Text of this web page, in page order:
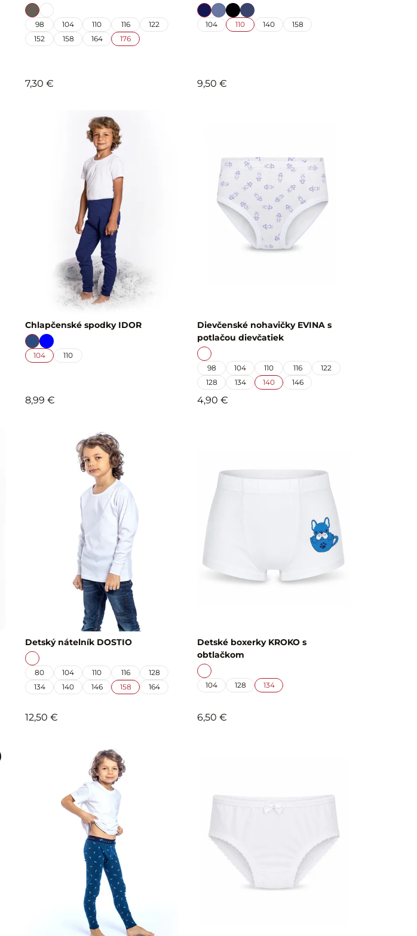
98 104 110 116
122
152
158 164 176
7,30 €
104 110 140 158
9,50 €
Chlapčenské spodky IDOR
104 110
8,99 €
Dievčenské nohavičky EVINA s
potlačou dievčatiek
98 104 110 116
122
128
134 140 146
4,90 €
Detský nátelník DOSTIO
80 104 110 116
128
134
140 146 158 164
12,50 €
Detské boxerky KROKO s
obtlačkom
104 128 134
6,50 €